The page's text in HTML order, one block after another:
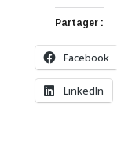
Partager :
Facebook
LinkedIn